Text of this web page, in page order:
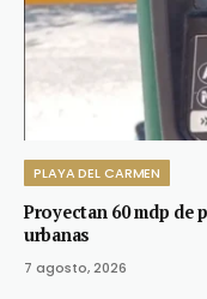
PLAYA DEL CARMEN
Proyectan 60 mdp de
urbanas
7 agosto, 2026